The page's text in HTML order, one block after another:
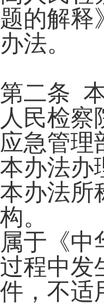
题的解释
办法。
第二条
人民检
应急管理
本办法办
本办法所
构。
属于《
过程中发
件，不适